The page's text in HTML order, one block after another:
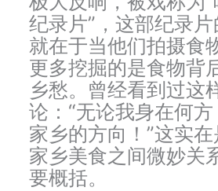
纪录片”，这部纪录
就在于当他们拍摄食
更多挖掘的是食物背
乡愁。曾经看到过这
论：“无论我身在何
家乡的方向！”这实
家乡美食之间微妙关
要概括。